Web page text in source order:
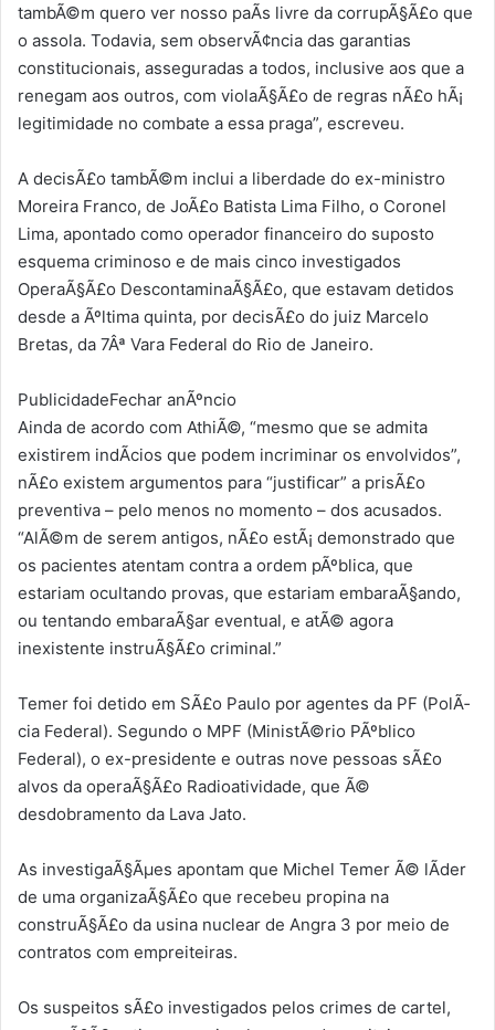
tambÃ©m quero ver nosso paÃ­s livre da corrupÃ§Ã£o que
o assola. Todavia, sem observÃ¢ncia das garantias
constitucionais, asseguradas a todos, inclusive aos que a
renegam aos outros, com violaÃ§Ã£o de regras nÃ£o hÃ¡
legitimidade no combate a essa praga”, escreveu.
A decisÃ£o tambÃ©m inclui a liberdade do ex-ministro
Moreira Franco, de JoÃ£o Batista Lima Filho, o Coronel
Lima, apontado como operador financeiro do suposto
esquema criminoso e de mais cinco investigados
OperaÃ§Ã£o DescontaminaÃ§Ã£o, que estavam detidos
desde a Ãºltima quinta, por decisÃ£o do juiz Marcelo
Bretas, da 7Âª Vara Federal do Rio de Janeiro.
PublicidadeFechar anÃºncio
Ainda de acordo com AthiÃ©, “mesmo que se admita
existirem indÃ­cios que podem incriminar os envolvidos”,
nÃ£o existem argumentos para “justificar” a prisÃ£o
preventiva – pelo menos no momento – dos acusados.
“AlÃ©m de serem antigos, nÃ£o estÃ¡ demonstrado que
os pacientes atentam contra a ordem pÃºblica, que
estariam ocultando provas, que estariam embaraÃ§ando,
ou tentando embaraÃ§ar eventual, e atÃ© agora
inexistente instruÃ§Ã£o criminal.”
Temer foi detido em SÃ£o Paulo por agentes da PF (PolÃ­
cia Federal). Segundo o MPF (MinistÃ©rio PÃºblico
Federal), o ex-presidente e outras nove pessoas sÃ£o
alvos da operaÃ§Ã£o Radioatividade, que Ã©
desdobramento da Lava Jato.
As investigaÃ§Ãµes apontam que Michel Temer Ã© lÃ­der
de uma organizaÃ§Ã£o que recebeu propina na
construÃ§Ã£o da usina nuclear de Angra 3 por meio de
contratos com empreiteiras.
Os suspeitos sÃ£o investigados pelos crimes de cartel,